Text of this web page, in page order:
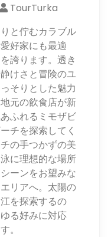
TourTurka
と佇むカラブル
好家にも最適
誇ります。透き
けさと冒険のユ
そりとした魅力
元の飲食店が新
ふれるミモザビ
チを探索してく
の手つかずの美
に理想的な場所
ーンをお望みな
リアへ。太陽の
を探索するの
る好みに対応
。